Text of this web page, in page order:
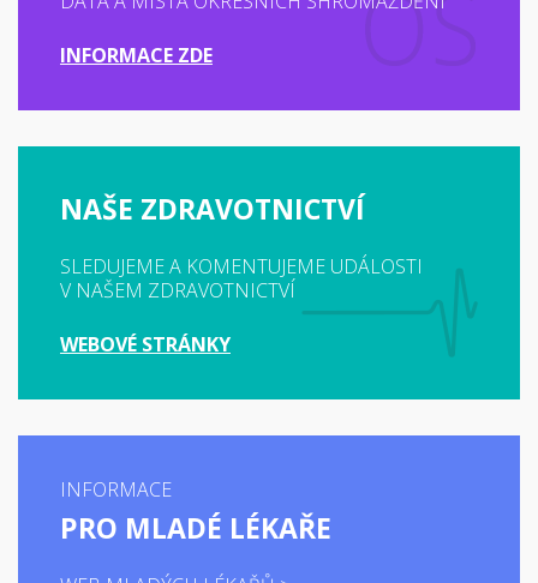
INFORMACE ZDE
NAŠE ZDRAVOTNICTVÍ
SLEDUJEME A KOMENTUJEME UDÁLOSTI
V NAŠEM ZDRAVOTNICTVÍ
WEBOVÉ STRÁNKY
INFORMACE
PRO MLADÉ LÉKAŘE